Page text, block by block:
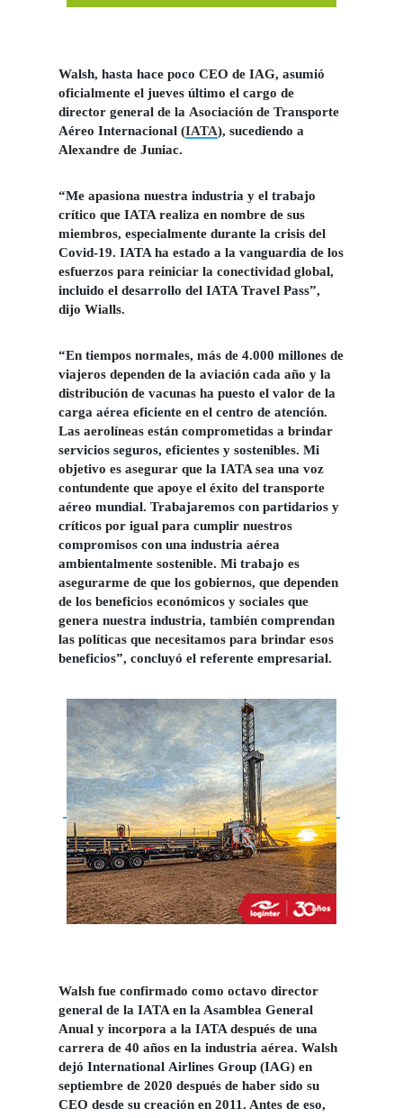
Walsh, hasta hace poco CEO de IAG, asumió
oficialmente el jueves último el cargo de
director general de la Asociación de Transporte
Aéreo Internacional (IATA), sucediendo a
Alexandre de Juniac.
“Me apasiona nuestra industria y el trabajo
crítico que IATA realiza en nombre de sus
miembros, especialmente durante la crisis del
Covid-19. IATA ha estado a la vanguardia de los
esfuerzos para reiniciar la conectividad global,
incluido el desarrollo del IATA Travel Pass”,
dijo Wialls.
“En tiempos normales, más de 4.000 millones de
viajeros dependen de la aviación cada año y la
distribución de vacunas ha puesto el valor de la
carga aérea eficiente en el centro de atención.
Las aerolíneas están comprometidas a brindar
servicios seguros, eficientes y sostenibles. Mi
objetivo es asegurar que la IATA sea una voz
contundente que apoye el éxito del transporte
aéreo mundial. Trabajaremos con partidarios y
críticos por igual para cumplir nuestros
compromisos con una industria aérea
ambientalmente sostenible. Mi trabajo es
asegurarme de que los gobiernos, que dependen
de los beneficios económicos y sociales que
genera nuestra industria, también comprendan
las políticas que necesitamos para brindar esos
beneficios”, concluyó el referente empresarial.
Walsh fue confirmado como octavo director
general de la IATA en la Asamblea General
Anual y incorpora a la IATA después de una
carrera de 40 años en la industria aérea. Walsh
dejó International Airlines Group (IAG) en
septiembre de 2020 después de haber sido su
CEO desde su creación en 2011. Antes de eso,